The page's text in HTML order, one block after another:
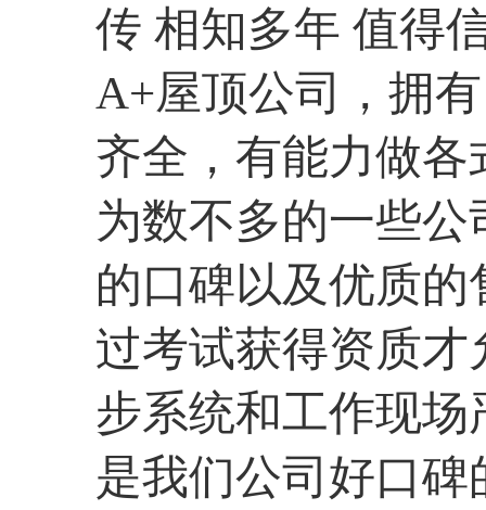
传 相知多年 值得
A+屋顶公司，拥
齐全，有能力做
为数不多的一些
的口碑以及优质
过考试获得资质
步系统和工作现
是我们公司好口